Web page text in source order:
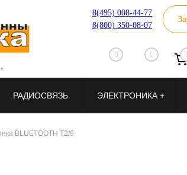
8(495) 008-44-77
8(800) 350-08-07
0 0
РАДИОСВЯЗЬ ЭЛЕКТРОНИКА +
BLUETOOTH T2/9